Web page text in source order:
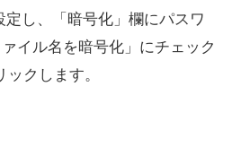
定し、「暗号化」欄にパスワ
イル名を暗号化」にチェック
クします。